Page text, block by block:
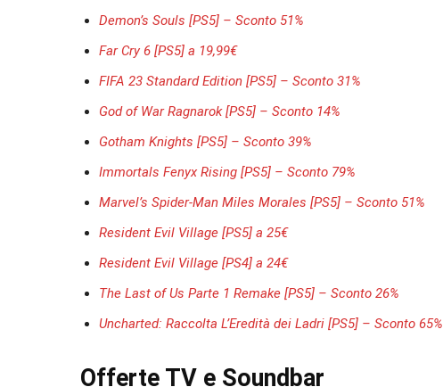
Demon’s Souls [PS5] – Sconto 51%
Far Cry 6 [PS5] a 19,99€
FIFA 23 Standard Edition [PS5] – Sconto 31%
God of War Ragnarok [PS5] – Sconto 14%
Gotham Knights [PS5] – Sconto 39%
Immortals Fenyx Rising [PS5] – Sconto 79%
Marvel’s Spider-Man Miles Morales [PS5] – Sconto 51%
Resident Evil Village [PS5] a 25€
Resident Evil Village [PS4] a 24€
The Last of Us Parte 1 Remake [PS5] – Sconto 26%
Uncharted: Raccolta L’Eredità dei Ladri [PS5] – Sconto 65%
Offerte TV e Soundbar